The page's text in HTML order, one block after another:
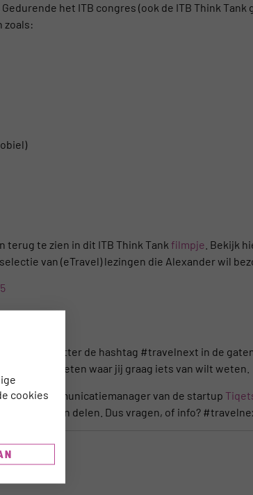
het ITB congres (ook de ITB Think Tank
zoals:
terug te zien in dit ITB Think Tank filmpje . Bekijk
van (eTravel) lezingen die Alexander wil
DE ITB
op twitter de hashtag #travelnext in de
laten weten waar jij graag iets van wilt weten.
, pr en communicatiemanager van de startup
bevindingen delen. Dus vragen, of info?
cookies